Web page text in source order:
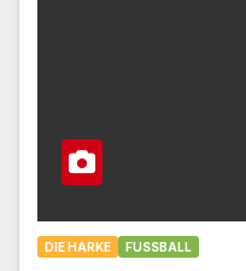
DIE HARKE FUSSBALL